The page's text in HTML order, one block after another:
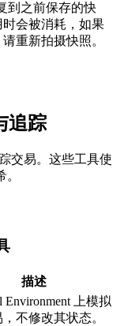
到之前保存的快
会被消耗，如果
重新拍摄快照。
追踪
交易。这些工具使
描述
Environment 上模拟
不修改其状态。